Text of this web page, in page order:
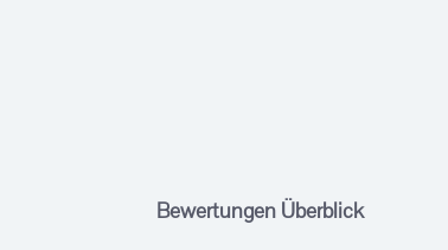
Bewertungen Überblick